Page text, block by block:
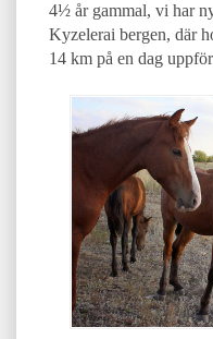
4½ år gammal, vi har
Kyzelerai bergen, där
14 km på en dag